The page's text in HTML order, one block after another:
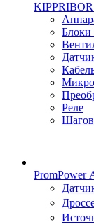
KIPPRIBOR
Блоки
Реле
PromPower